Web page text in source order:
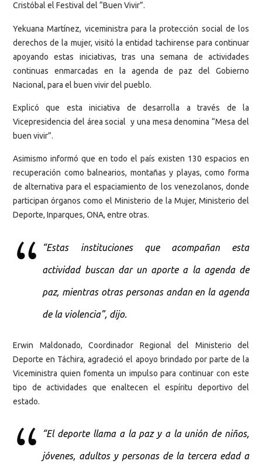
Cristóbal el Festival del “Buen Vivir”.
Yekuana Martínez, viceministra para la protección social de los
derechos de la mujer, visitó la entidad tachirense para continuar
apoyando estas iniciativas, tras una semana de actividades
continuas enmarcadas en la agenda de paz del Gobierno
Nacional, para el buen vivir del pueblo.
Explicó que esta iniciativa de desarrolla a través de la
Vicepresidencia del área social y una mesa denomina “Mesa del
buen vivir”.
Asimismo informó que en todo el país existen 130 espacios en
recuperación como balnearios, montañas y playas, como forma
de alternativa para el espaciamiento de los venezolanos, donde
participan órganos como el Ministerio de la Mujer, Ministerio del
Deporte, Inparques, ONA, entre otras.
“Estas instituciones que acompañan esta
actividad buscan dar un aporte a la agenda de
paz, mientras otras personas andan en la agenda
de la violencia”, dijo.
Erwin Maldonado, Coordinador Regional del Ministerio del
Deporte en Táchira, agradeció el apoyo brindado por parte de la
Viceministra quien fomenta un impulso para continuar con este
tipo de actividades que enaltecen el espíritu deportivo del
estado.
“El deporte llama a la paz y a la unión de niños,
jóvenes, adultos y personas de la tercera edad a